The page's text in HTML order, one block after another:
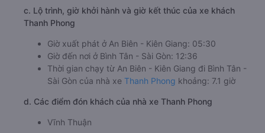
c. Lộ trình, giờ khởi hành và giờ kết thúc của xe khách
Thanh Phong
Giờ xuất phát ở An Biên - Kiên Giang: 05:30
Giờ đến nơi ở Bình Tân - Sài Gòn: 12:36
Thời gian chạy từ An Biên - Kiên Giang đi Bình Tân -
Sài Gòn của nhà xe Thanh Phong khoảng: 7.1 giờ
d. Các điểm đón khách của nhà xe Thanh Phong
Vĩnh Thuận